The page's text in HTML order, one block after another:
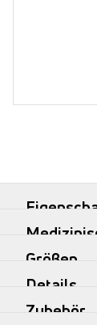
Größen
Details
Zubehör